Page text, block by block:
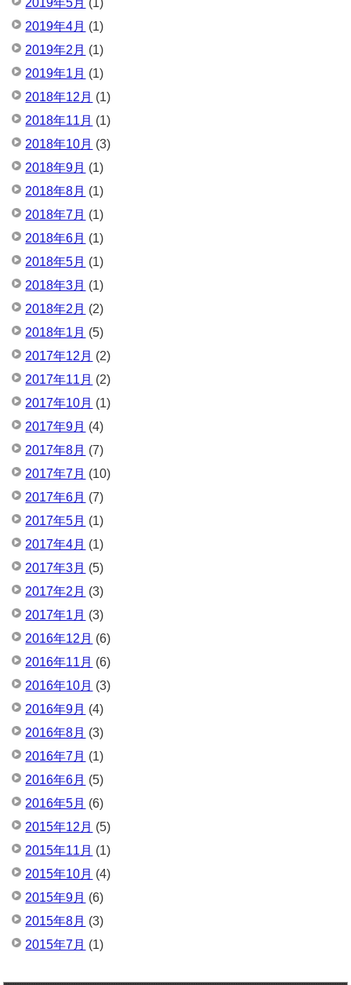
2019年5月 (1)
2019年4月 (1)
2019年2月 (1)
2019年1月 (1)
2018年12月 (1)
2018年11月 (1)
2018年10月 (3)
2018年9月 (1)
2018年8月 (1)
2018年7月 (1)
2018年6月 (1)
2018年5月 (1)
2018年3月 (1)
2018年2月 (2)
2018年1月 (5)
2017年12月 (2)
2017年11月 (2)
2017年10月 (1)
2017年9月 (4)
2017年8月 (7)
2017年7月 (10)
2017年6月 (7)
2017年5月 (1)
2017年4月 (1)
2017年3月 (5)
2017年2月 (3)
2017年1月 (3)
2016年12月 (6)
2016年11月 (6)
2016年10月 (3)
2016年9月 (4)
2016年8月 (3)
2016年7月 (1)
2016年6月 (5)
2016年5月 (6)
2015年12月 (5)
2015年11月 (1)
2015年10月 (4)
2015年9月 (6)
2015年8月 (3)
2015年7月 (1)